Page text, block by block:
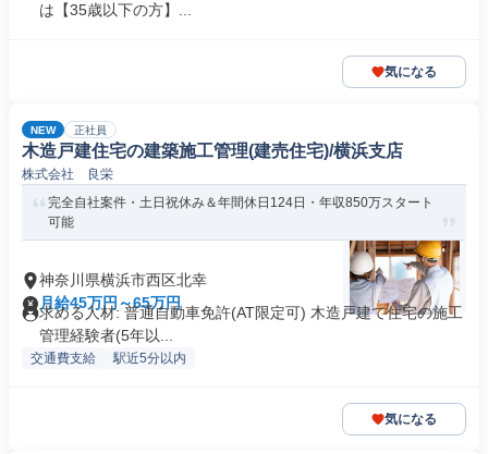
は【35歳以下の方】...
気になる
NEW 正社員
木造戸建住宅の建築施工管理(建売住宅)/横浜支店
株式会社 良栄
完全自社案件・土日祝休み＆年間休日124日・年収850万スタート
可能
神奈川県横浜市西区北幸
月給45万円～65万円
求める人材: 普通自動車免許(AT限定可) 木造戸建て住宅の施工
管理経験者(5年以...
交通費支給 駅近5分以内
気になる